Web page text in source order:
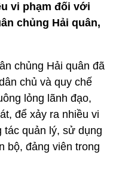
vi phạm đối với
chủng Hải quân,
chủng Hải quân đã
chủ và quy chế
lỏng lãnh đạo,
để xảy ra nhiều vi
tác quản lý, sử dụng
bộ, đảng viên trong